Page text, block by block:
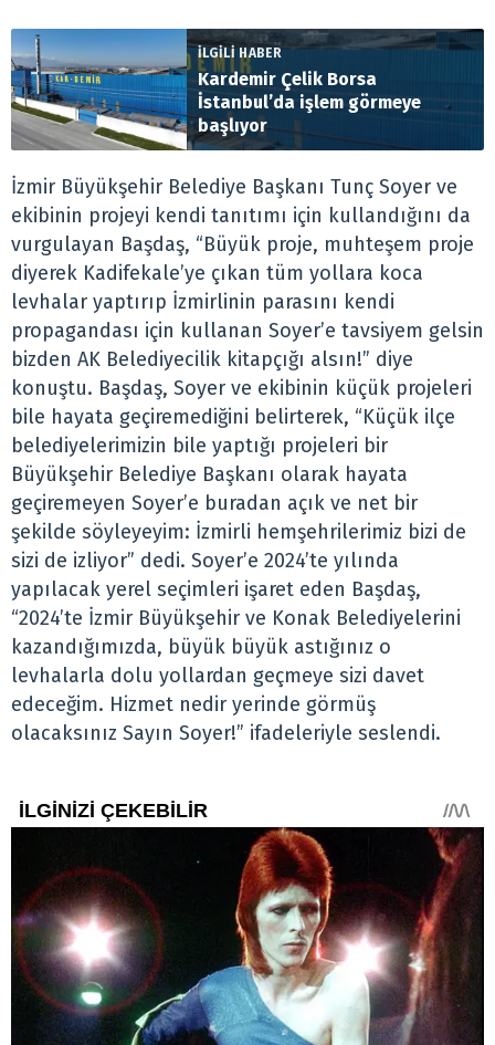
İLGİLİ HABER
Kardemir Çelik Borsa
İstanbul’da işlem görmeye
başlıyor
İzmir Büyükşehir Belediye Başkanı Tunç Soyer ve
ekibinin projeyi kendi tanıtımı için kullandığını da
vurgulayan Başdaş, “Büyük proje, muhteşem proje
diyerek Kadifekale’ye çıkan tüm yollara koca
levhalar yaptırıp İzmirlinin parasını kendi
propagandası için kullanan Soyer’e tavsiyem gelsin
bizden AK Belediyecilik kitapçığı alsın!” diye
konuştu. Başdaş, Soyer ve ekibinin küçük projeleri
bile hayata geçiremediğini belirterek, “Küçük ilçe
belediyelerimizin bile yaptığı projeleri bir
Büyükşehir Belediye Başkanı olarak hayata
geçiremeyen Soyer’e buradan açık ve net bir
şekilde söyleyeyim: İzmirli hemşehrilerimiz bizi de
sizi de izliyor” dedi. Soyer’e 2024’te yılında
yapılacak yerel seçimleri işaret eden Başdaş,
“2024’te İzmir Büyükşehir ve Konak Belediyelerini
kazandığımızda, büyük büyük astığınız o
levhalarla dolu yollardan geçmeye sizi davet
edeceğim. Hizmet nedir yerinde görmüş
olacaksınız Sayın Soyer!” ifadeleriyle seslendi.